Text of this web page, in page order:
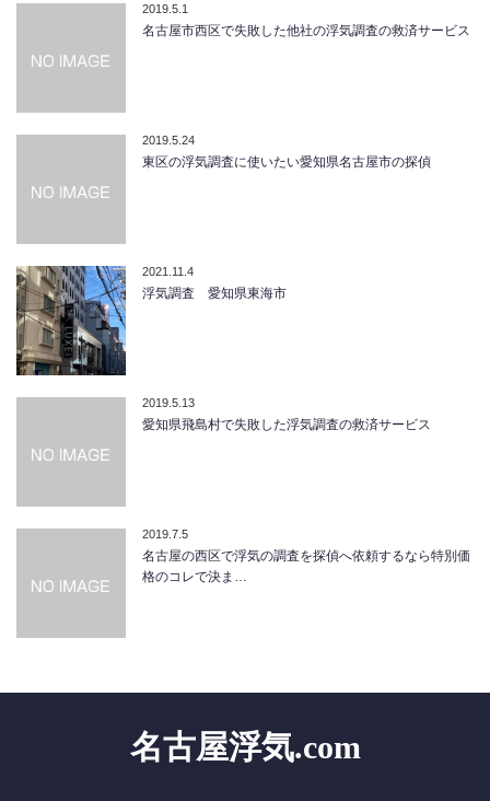
2019.5.1
名古屋市西区で失敗した他社の浮気調査の救済サービス
2019.5.24
東区の浮気調査に使いたい愛知県名古屋市の探偵
2021.11.4
浮気調査 愛知県東海市
2019.5.13
愛知県飛島村で失敗した浮気調査の救済サービス
2019.7.5
名古屋の西区で浮気の調査を探偵へ依頼するなら特別価
格のコレで決ま…
名古屋浮気.com